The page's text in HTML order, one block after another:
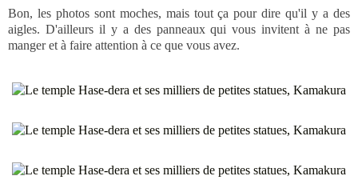
Bon, les photos sont moches, mais tout ça pour dire qu'il y a des
aigles. D'ailleurs il y a des panneaux qui vous invitent à ne pas
manger et à faire attention à ce que vous avez.